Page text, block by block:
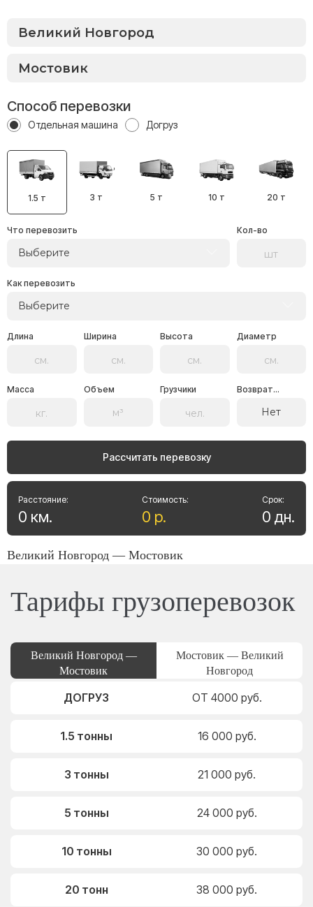
Способ перевозки
Отдельная машина Догруз
1.5 т 3 т 5 т 10 т 20 т
Что перевозить
Выберите
Кол-во
Как перевозить
Выберите
Длина Ширина Высота Диаметр
Масса Объем Грузчики Возврат...
Нет
Рассчитать перевозку
Стоимость:
0 р.
Расстояние:
0 км.
Срок:
0 дн.
Великий Новгород — Мостовик
Тарифы грузоперевозок
Великий Новгород —
Мостовик
Мостовик — Великий
Новгород
ДОГРУЗ ОТ 4000 руб.
1.5 тонны 16 000 руб.
3 тонны 21 000 руб.
5 тонны 24 000 руб.
10 тонны 30 000 руб.
20 тонн 38 000 руб.